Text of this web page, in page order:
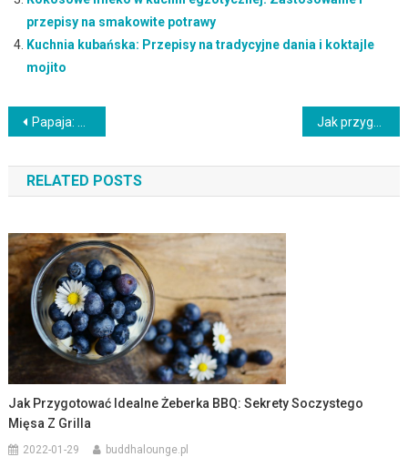
przepisy na smakowite potrawy
Kuchnia kubańska: Przepisy na tradycyjne dania i koktajle
mojito
Nawigacja
wpisu
Papaja: Egzotyczne owoce i ciekawe przepisy kulinarne z ich udziałem
RELATED POSTS
Jak Przygotować Idealne Żeberka BBQ: Sekrety Soczystego
Mięsa Z Grilla
2022-01-29 buddhalounge.pl